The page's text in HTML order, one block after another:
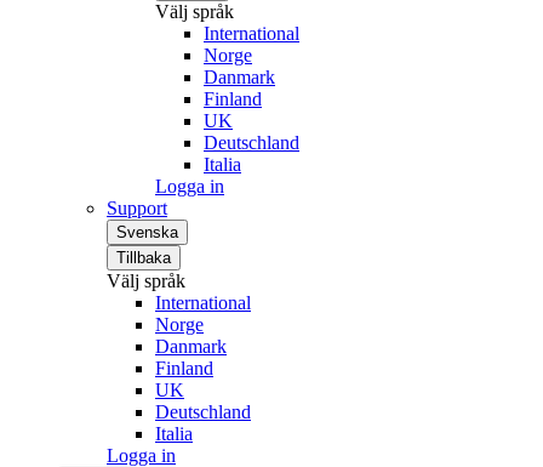
Välj språk
International
Norge
Danmark
Finland
UK
Deutschland
Italia
Logga in
Support
Svenska
Tillbaka
Välj språk
International
Norge
Danmark
Finland
UK
Deutschland
Italia
Logga in